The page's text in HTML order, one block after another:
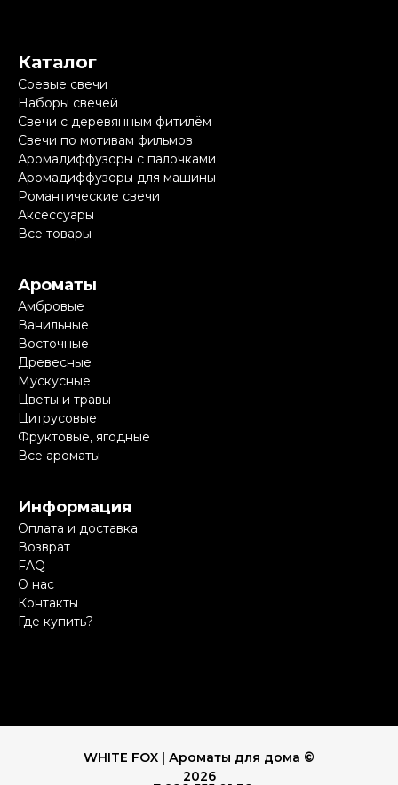
Каталог
Соевые свечи
Наборы свечей
Свечи с деревянным фитилём
Свечи по мотивам фильмов
Аромадиффузоры с палочками
Аромадиффузоры для машины
Романтические свечи
Аксессуары
Все товары
Ароматы
Амбровые
Ванильные
Восточные
Древесные
Мускусные
Цветы и травы
Цитрусовые
Фруктовые, ягодные
Все ароматы
Информация
Оплата и доставка
Возврат
FAQ
О нас
Контакты
Где купить?
WHITE FOX | Ароматы для дома ©
2026